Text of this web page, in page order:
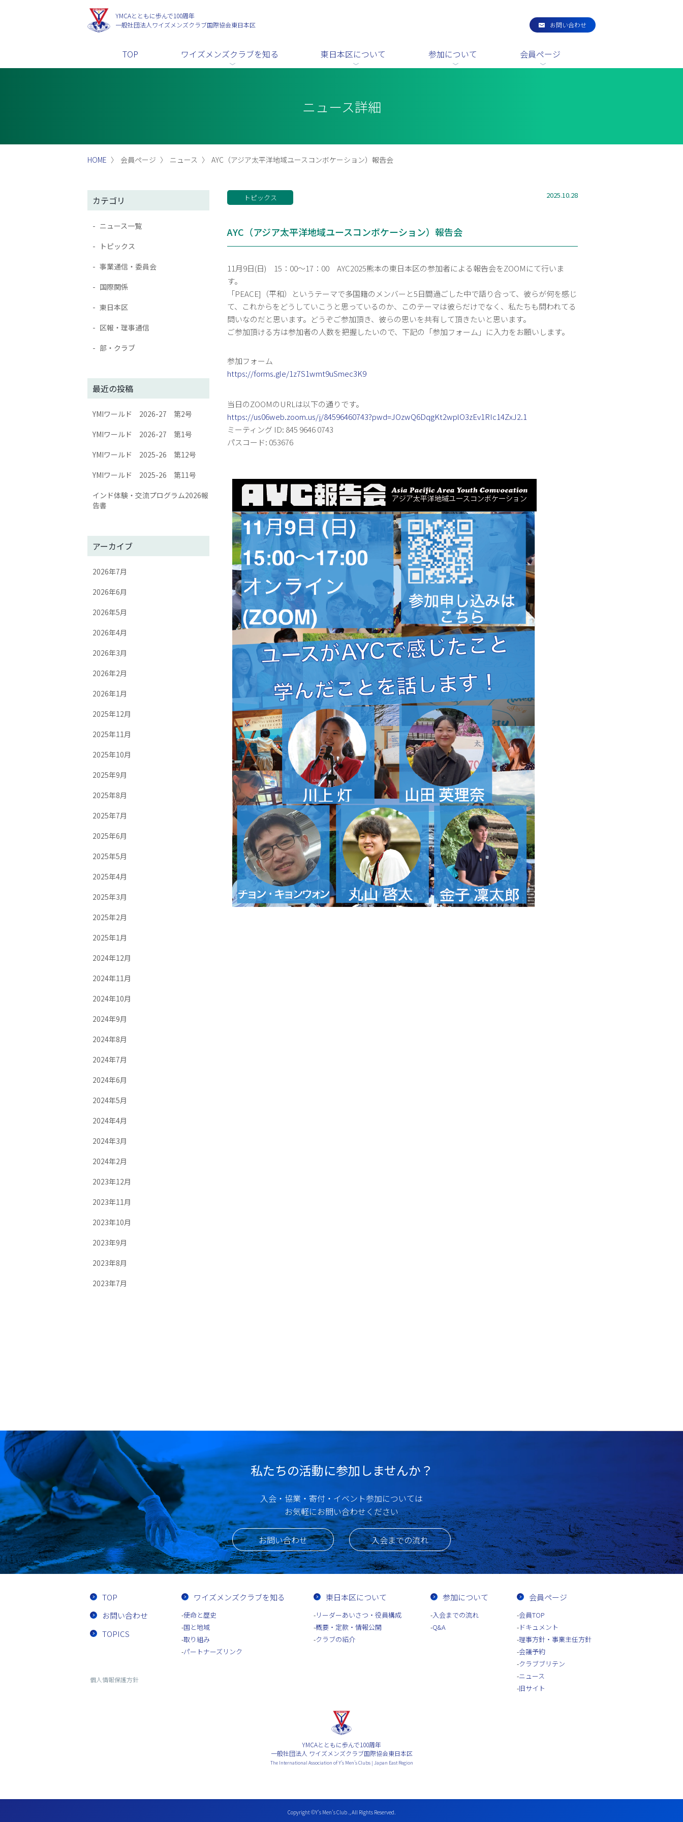
YMCAとともに歩んで100周年
一般社団法人 ワイズメンズクラブ国際協会東日本区 お問い合わせ
TOP ワイズメンズクラブを知る 東日本区について 参加について 会員ページ
ニュース詳細
HOME 会員ページ ニュース AYC（アジア太平洋地域ユースコンボケーション）報告会
トピックス 2025.10.28
AYC（アジア太平洋地域ユースコンボケーション）報告会
11月9日(日) 15：00～17：00 AYC2025熊本の東日本区の参加者による報告会をZOOMにて行いま
す。
「PEACE]（平和）というテーマで多国籍のメンバーと5日間過ごした中で語り合って、彼らが何を感じ
て、これからをどうしていこうと思っているのか、このテーマは彼らだけでなく、私たちも問われてる
問いなのだと思います。どうぞご参加頂き、彼らの思いを共有して頂きたいと思います。
ご参加頂ける方は参加者の人数を把握したいので、下記の「参加フォーム」に入力をお願いします。
参加フォーム
https://forms.gle/1z7S1wmt9uSmec3K9
当日のZOOMのURLは以下の通りです。
https://us06web.zoom.us/j/84596460743?pwd=JOzwQ6DqgKt2wplO3zEv1RIc14ZxJ2.1
ミーティング ID: 845 9646 0743
パスコード: 053676
カテゴリ
ニュース一覧
トピックス
事業通信・委員会
国際関係
東日本区
区報・理事通信
部・クラブ
最近の投稿
YMIワールド 2026-27 第2号
YMIワールド 2026-27 第1号
YMIワールド 2025-26 第12号
YMIワールド 2025-26 第11号
インド体験・交流プログラム2026報
告書
アーカイブ
2026年7月
2026年6月
2026年5月
2026年4月
2026年3月
2026年2月
2026年1月
2025年12月
2025年11月
2025年10月
2025年9月
2025年8月
2025年7月
2025年6月
2025年5月
2025年4月
2025年3月
2025年2月
2025年1月
2024年12月
2024年11月
2024年10月
2024年9月
2024年8月
2024年7月
2024年6月
2024年5月
2024年4月
2024年3月
2024年2月
2023年12月
2023年11月
2023年10月
2023年9月
2023年8月
2023年7月
私たちの活動に参加しませんか？
入会・協業・寄付・イベント参加については
お気軽にお問い合わせください
お問い合わせ 入会までの流れ
TOP
お問い合わせ
TOPICS
個人情報保護方針
ワイズメンズクラブを知る
使命と歴史
国と地域
取り組み
パートナーズリンク
東日本区について
リーダーあいさつ・役員構成
概要・定款・情報公開
クラブの紹介
参加について
入会までの流れ
Q&A
会員ページ
会員TOP
ドキュメント
理事方針・事業主任方針
会議予約
クラブブリテン
ニュース
旧サイト
YMCAとともに歩んで100周年
一般社団法人 ワイズメンズクラブ国際協会東日本区
The International Association of Y’s Men’s Clubs | Japan East Region
Copyright ©Y’s Men’s Club ., All Rights Reserved.